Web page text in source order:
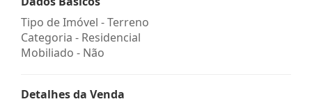
Tipo de Imóvel - Terreno
Categoria - Residencial
Mobiliado - Não
Detalhes da Venda